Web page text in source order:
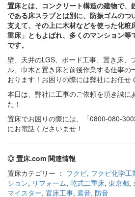
置床とは、コンクリート構造の建物で、
である床スラブとは別に、防振ゴムのつ
支えて、その上に木材などを使った化粧
重床」ともよばれ、多くのマンション等
です。
壁、天井のLGS、ボード工事、置き床、
ル、巾木と置き床と前後作業する仕事の
おります！お困りの際には弊社にお任せ
本日は、弊社に工事のご依頼を頂き誠に
た！
置床でお困りの際には、「0800-080-
にお電話くださいませ！
◎ 置床.com 関連情報
置床カテゴリー ： フクビ, フクビ化学工
ション, リフォーム, 乾式二重床, 東京都,
マイスター, 置床工事, 遮音, 防音